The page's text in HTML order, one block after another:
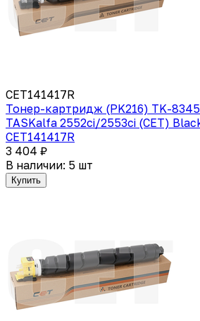
CET141417R
Тонер-картридж (PK216) TK-
TASKalfa 2552ci/2553ci (CET)
CET141417R
3 404 ₽
В наличии: 5 шт
Купить